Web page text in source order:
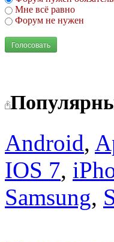
Мне всё равно
Форум не нужен
Голосовать
Android,
IOS 7,
Samsung,